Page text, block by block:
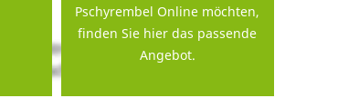
Pschyrembel Online möchten,
finden Sie hier das passende
Angebot.